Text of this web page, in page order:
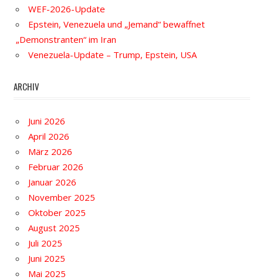
WEF-2026-Update
Epstein, Venezuela und „Jemand“ bewaffnet
„Demonstranten“ im Iran
Venezuela-Update – Trump, Epstein, USA
ARCHIV
Juni 2026
April 2026
März 2026
Februar 2026
Januar 2026
November 2025
Oktober 2025
August 2025
Juli 2025
Juni 2025
Mai 2025